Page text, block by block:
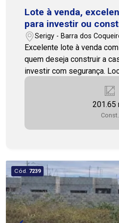
Lote à venda,
para investir ou
Serigy - Barra dos
Excelente lote à venda
quem deseja construir a
investir com segurança.
oferece ótima metragem,
grande potencial construtivo. Perfeito
projetos residenciais
proporciona liberdade para
quem busca qualidade de
retorno sobre
fácil acesso e crescimento
contato e saiba mais! 79
PREMIUM IMOBILIARIA
201.65
Const.
Cód. 7239